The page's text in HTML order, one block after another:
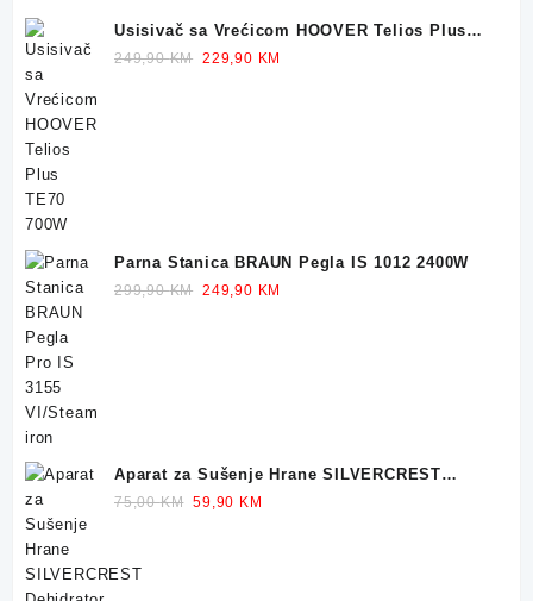
Usisivač sa Vrećicom HOOVER Telios Plus
TE70 700W
249,90KM Original
229,90 KM
Parna Stanica BRAUN Pegla IS 1012 2400W
299,90KM Original
249,90 KM
Aparat za Sušenje Hrane SILVERCREST
Dehidrator 350W
75,00KM Original
59,90 KM